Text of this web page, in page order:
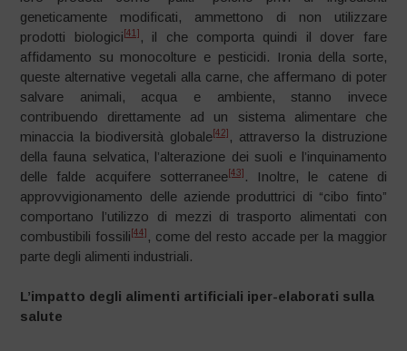
geneticamente modificati, ammettono di non utilizzare
prodotti biologici [41] , il che comporta quindi il dover fare
affidamento su monocolture e pesticidi. Ironia della sorte,
queste alternative vegetali alla carne, che affermano di poter
salvare animali, acqua e ambiente, stanno invece
contribuendo direttamente ad un sistema alimentare che
minaccia la biodiversità globale[42] , attraverso la distruzione
della fauna selvatica, l’alterazione dei suoli e l’inquinamento
delle falde acquifere sotterranee[43] . Inoltre, le catene di
approvvigionamento delle aziende produttrici di “cibo finto”
comportano l’utilizzo di mezzi di trasporto alimentati con
combustibili fossili [44] , come del resto accade per la maggior
parte degli alimenti industriali.
L’impatto degli alimenti artificiali iper-elaborati sulla
salute